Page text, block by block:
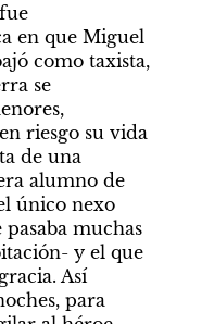
en que Miguel
como taxista,
se
riesgo su vida
de una
alumno de
único nexo
muchas
y el que
Así
para